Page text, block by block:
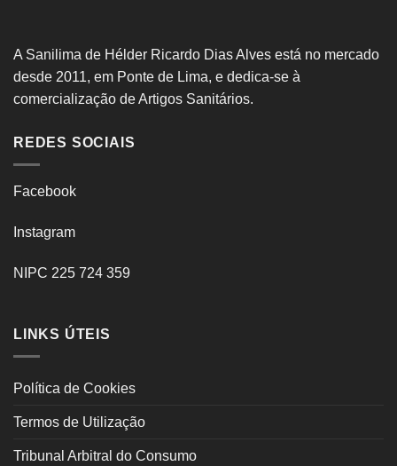
A Sanilima de Hélder Ricardo Dias Alves está no mercado
desde 2011, em Ponte de Lima, e dedica-se à
comercialização de Artigos Sanitários.
REDES SOCIAIS
Facebook
Instagram
NIPC 225 724 359
LINKS ÚTEIS
Política de Cookies
Termos de Utilização
Tribunal Arbitral do Consumo